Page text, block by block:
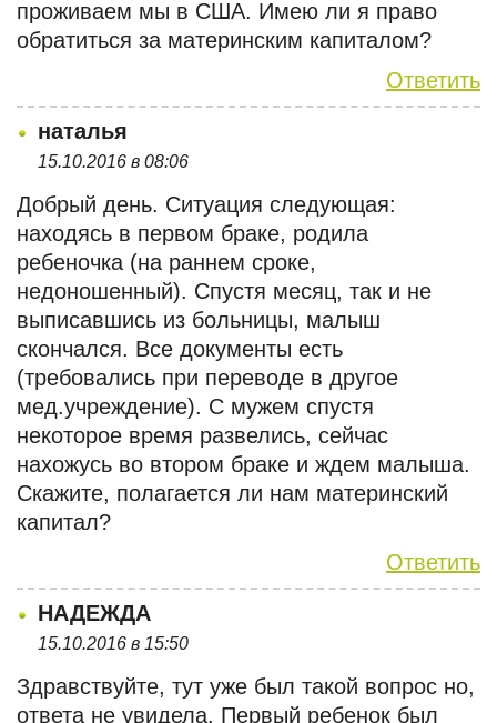
проживаем мы в США. Имею ли я право
обратиться за материнским капиталом?
Ответить
наталья
15.10.2016 в 08:06
Добрый день. Ситуация следующая:
находясь в первом браке, родила
ребеночка (на раннем сроке,
недоношенный). Спустя месяц, так и не
выписавшись из больницы, малыш
скончался. Все документы есть
(требовались при переводе в другое
мед.учреждение). С мужем спустя
некоторое время развелись, сейчас
нахожусь во втором браке и ждем малыша.
Скажите, полагается ли нам материнский
капитал?
Ответить
НАДЕЖДА
15.10.2016 в 15:50
Здравствуйте, тут уже был такой вопрос но,
ответа не увидела. Первый ребенок был